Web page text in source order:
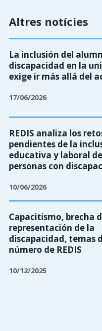
Altres notícies
La inclusión del
discapacidad en la
exige ir más allá del
17/06/2026
REDIS analiza los
pendientes de la
educativa y laboral
personas con
10/06/2026
Capacitismo, brecha
representación de la
discapacidad, temas
número de REDIS
10/12/2025